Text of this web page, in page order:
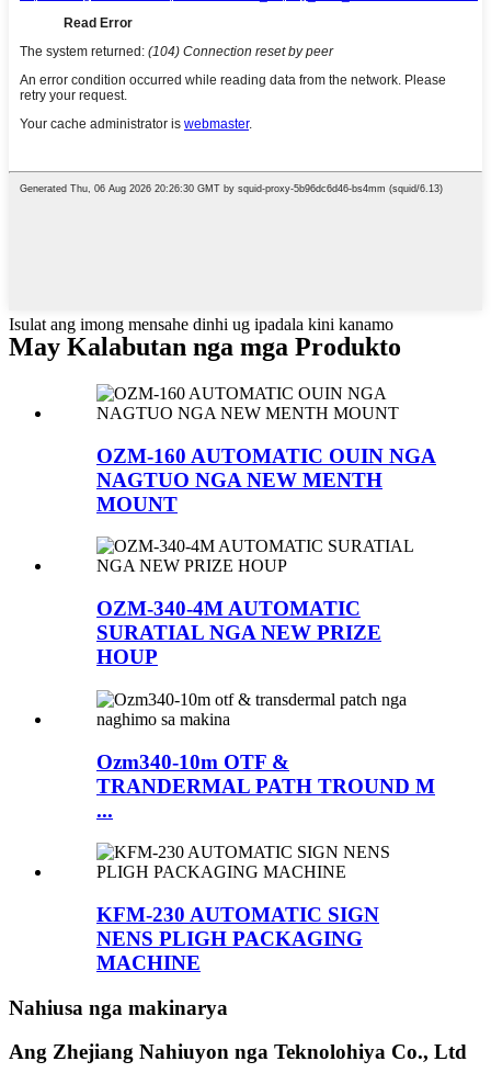
Isulat ang imong mensahe dinhi ug ipadala kini kanamo
May Kalabutan nga mga Produkto
OZM-160 AUTOMATIC OUIN NGA
NAGTUO NGA NEW MENTH
MOUNT
OZM-340-4M AUTOMATIC
SURATIAL NGA NEW PRIZE
HOUP
Ozm340-10m OTF &
TRANDERMAL PATH TROUND M
...
KFM-230 AUTOMATIC SIGN
NENS PLIGH PACKAGING
MACHINE
Nahiusa nga makinarya
Ang Zhejiang Nahiuyon nga Teknolohiya Co., Ltd